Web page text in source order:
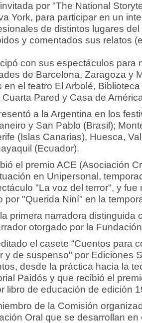
por "The National
York, para participar en un
de distintos lugares
y comentados sus relatos
con sus espectáculos para
de Barcelona, Zaragoza y
en el teatro El Arbolé,
Cuarta Pared y Casa de
a la Argentina en los
y San Pablo (Brasil);
(Islas Canarias), Huesca,
(Ecuador).
el premio ACE (Asociación
en Unipersonal,
"La voz del terror", y fue
por "Querida Niní" en la
primera narradora distinguida
otorgado por la
el casete “Cuentos para
y de suspenso" por Ediciones
desde la práctica hacia la
Paidós y que recibió el
libro de educación de edición
de la Comisión
Oral que se desarrollan en